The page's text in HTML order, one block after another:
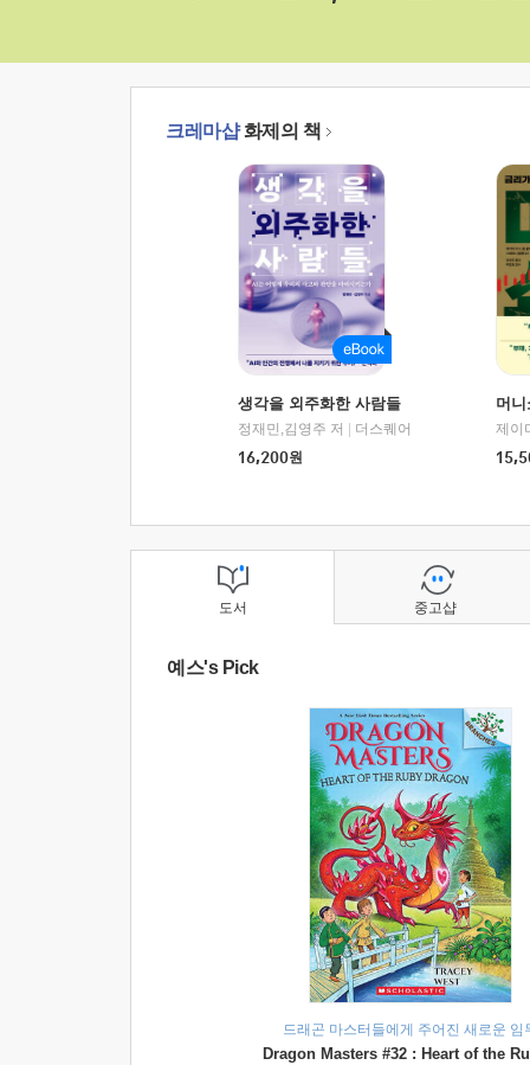
크레마샵화제의 책
생각을 외주화한 사람들
정재민,김영주 저
더스퀘어
16,200원
머
도서
예스's Pick
드래곤 마스터들에게 주어진 새로운 임
중고샵